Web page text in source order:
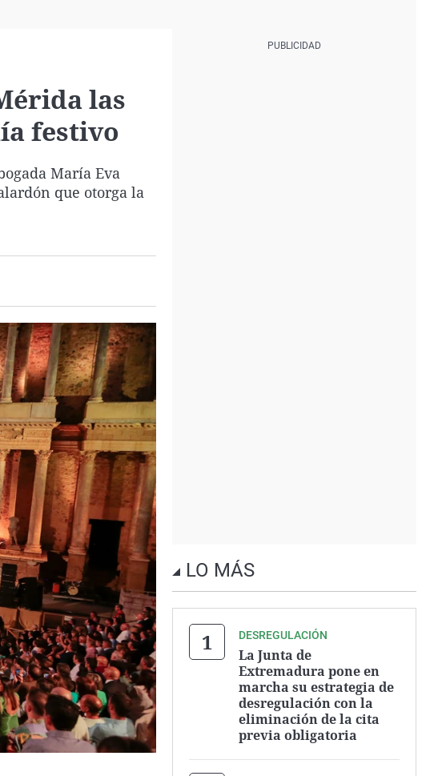
las
festivo
María Eva
que otorga la
LO MÁS
DESREGULACIÓN
La Junta de
Extremadura pone en
marcha su estrategia de
desregulación con la
eliminación de la cita
previa obligatoria